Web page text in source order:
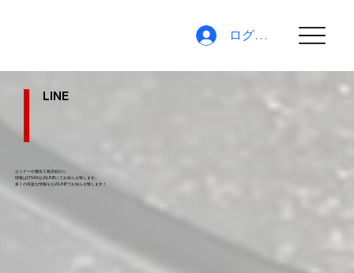
ログイン
LINE
セミナーや優良工務店紹介に
情報はO'SAK公式LINEにてお知らせ致します。
​多くの有益な情報を公式LINEでお知らせ致します！